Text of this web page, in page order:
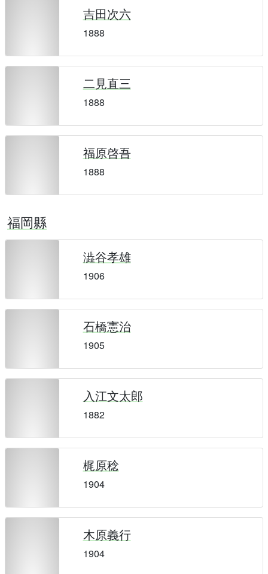
吉田次六
1888
二見直三
1888
福原啓吾
1888
福岡縣
澁谷孝雄
1906
石橋憲治
1905
入江文太郎
1882
梶原稔
1904
木原義行
1904